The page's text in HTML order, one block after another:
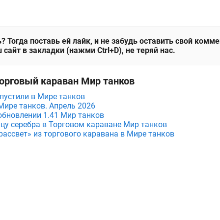
Тогда поставь ей лайк, и не забудь оставить свой
в закладки (нажми Ctrl+D), не теряй нас.
караван Мир танков
в Мире танков
танков. Апрель 2026
1.41 Мир танков
серебра в Торговом караване Мир танков
из торгового каравана в Мире танков